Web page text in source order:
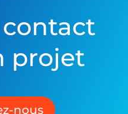
projet
nous